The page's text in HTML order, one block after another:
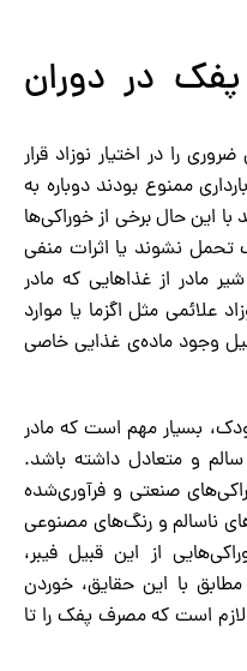
در دوران
را در اختیار نوزاد قرار
ممنوع بودند دوباره به
با این حال برخی از خوراکی‌ها
نشوند یا اثرات منفی
مادر از غذاهایی که مادر
مثل اگزما یا موارد
وجود ماده‌ی غذایی خاصی
بسیار مهم است که مادر
و متعادل داشته باشد.
صنعتی و فرآوری‌شده
ناسالم و رنگ‌های مصنوعی
از این قبیل فیبر،
با این حقایق، خوردن
است که مصرف پفک را تا